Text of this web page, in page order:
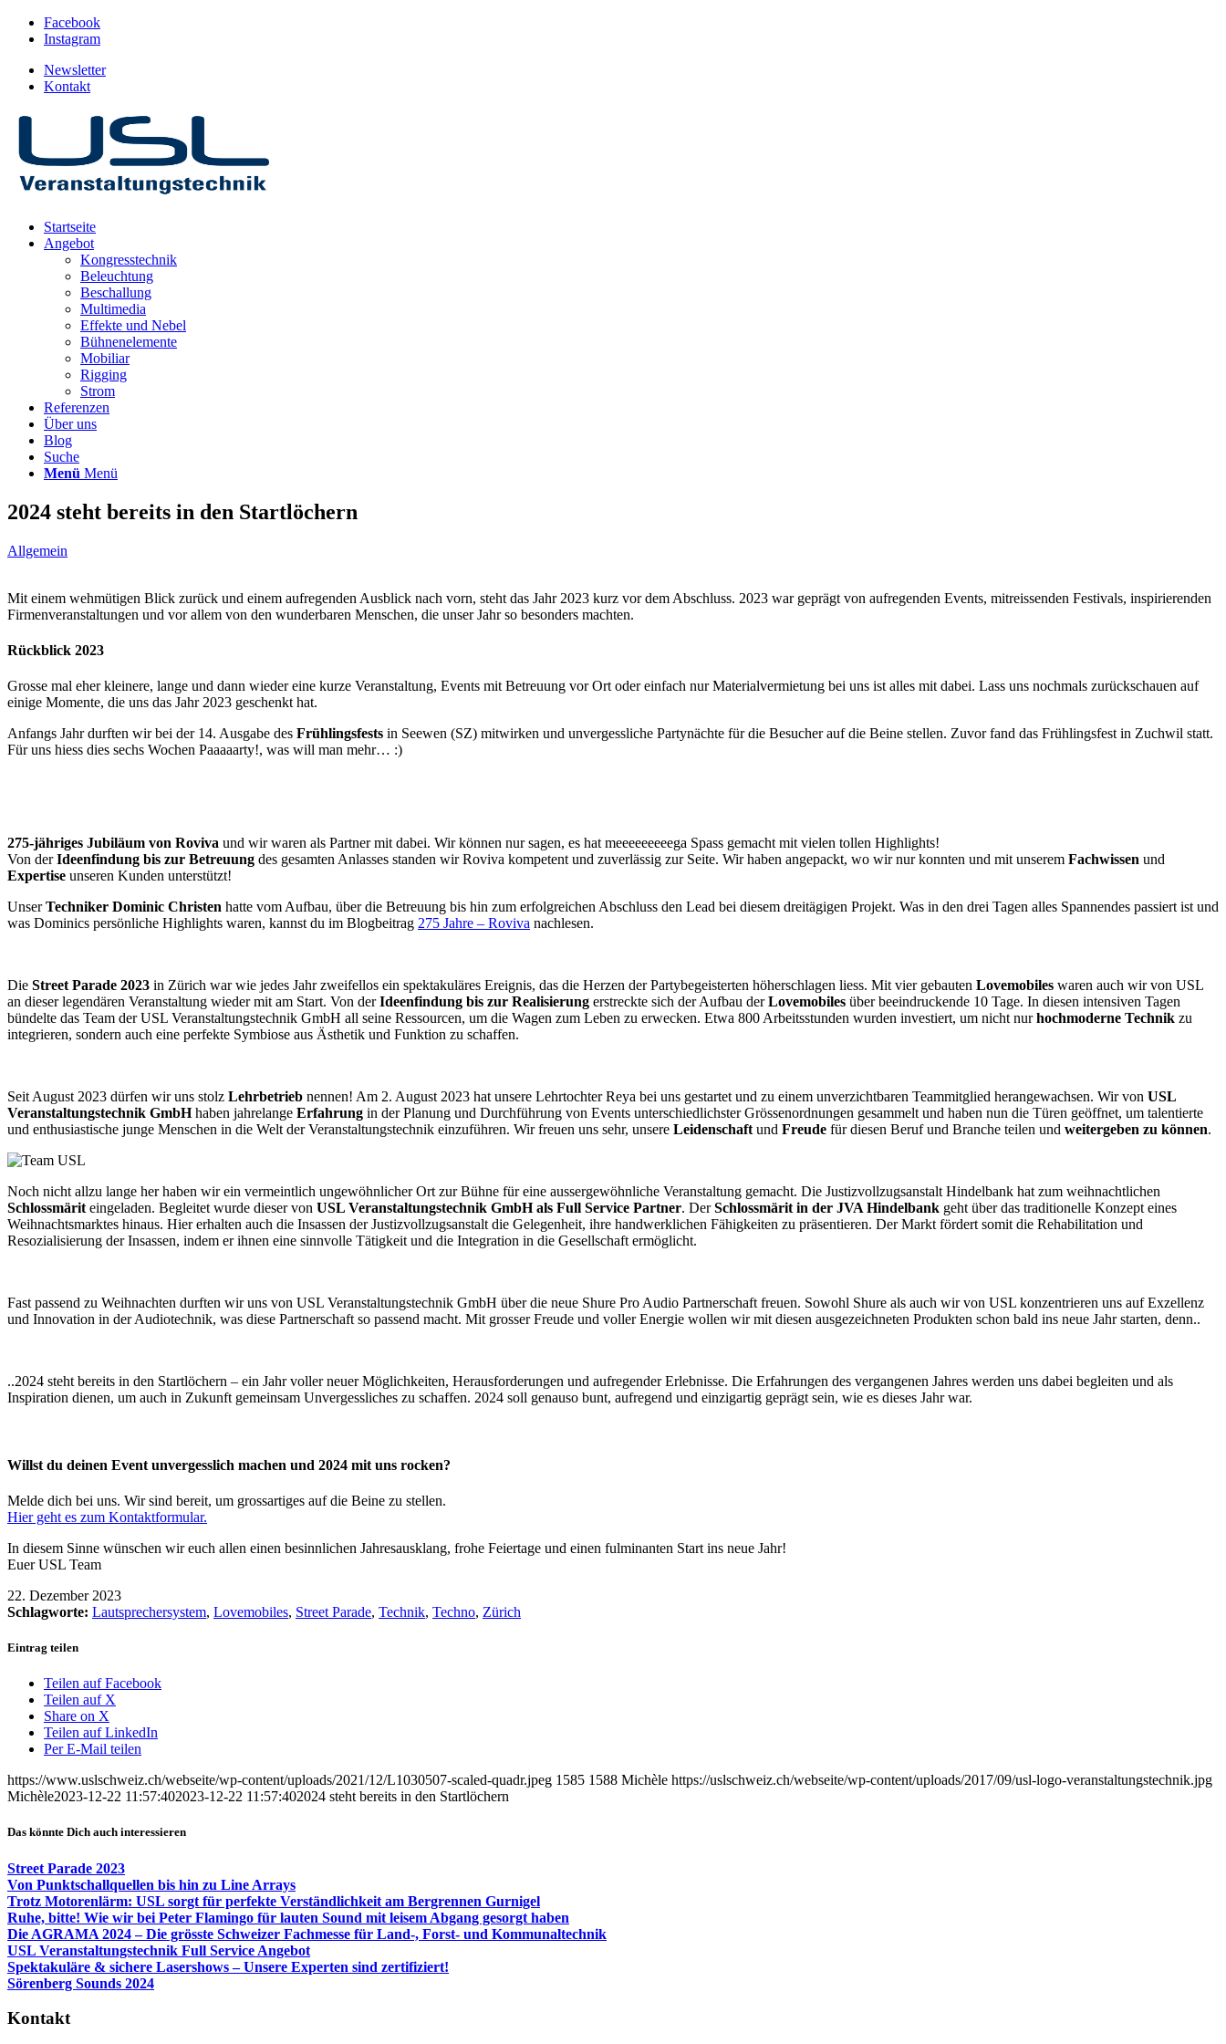
Facebook
Instagram
Newsletter
Kontakt
Startseite
Angebot
Kongresstechnik
Beleuchtung
Beschallung
Multimedia
Effekte und Nebel
Bühnenelemente
Mobiliar
Rigging
Strom
Referenzen
Über uns
Blog
Suche
Menü Menü
2024 steht bereits in den Startlöchern
Allgemein
Mit einem wehmütigen Blick zurück und einem aufregenden Ausblick nach vorn, steht das Jahr 2023 kurz vor dem Abschluss. 2023 war geprägt von aufregenden Events, mitreissenden Festivals, inspirierenden
Firmenveranstaltungen und vor allem von den wunderbaren Menschen, die unser Jahr so besonders machten.
Rückblick 2023
Grosse mal eher kleinere, lange und dann wieder eine kurze Veranstaltung, Events mit Betreuung vor Ort oder einfach nur Materialvermietung bei uns ist alles mit dabei. Lass uns nochmals zurückschauen auf
einige Momente, die uns das Jahr 2023 geschenkt hat.
Anfangs Jahr durften wir bei der 14. Ausgabe des Frühlingsfests in Seewen (SZ) mitwirken und unvergessliche Partynächte für die Besucher auf die Beine stellen. Zuvor fand das Frühlingsfest in Zuchwil statt.
Für uns hiess dies sechs Wochen Paaaaarty!, was will man mehr… :)
275-jähriges Jubiläum von Roviva und wir waren als Partner mit dabei. Wir können nur sagen, es hat meeeeeeeeega Spass gemacht mit vielen tollen Highlights!
Von derIdeenfindung bis zur Betreuung des gesamten Anlasses standen wir Roviva kompetent und zuverlässig zur Seite. Wir haben angepackt, wo wir nur konnten und mit unserem Fachwissen und
Expertise unseren Kunden unterstützt!
UnserTechniker Dominic Christen hatte vom Aufbau, über die Betreuung bis hin zum erfolgreichen Abschluss den Lead bei diesem dreitägigen Projekt. Was in den drei Tagen alles Spannendes passiert ist und
was Dominics persönliche Highlights waren, kannst du im Blogbeitrag 275 Jahre – Roviva nachlesen.
Die Street Parade 2023 in Zürich war wie jedes Jahr zweifellos ein spektakuläres Ereignis, das die Herzen der Partybegeisterten höherschlagen liess. Mit vier gebauten Lovemobiles waren auch wir von USL
an dieser legendären Veranstaltung wieder mit am Start. Von derIdeenfindung bis zur Realisierung erstreckte sich der Aufbau derLovemobiles über beeindruckende 10 Tage. In diesen intensiven Tagen
bündelte das Team der USL Veranstaltungstechnik GmbH all seine Ressourcen, um die Wagen zum Leben zu erwecken. Etwa 800 Arbeitsstunden wurden investiert, um nicht nurhochmoderne Technik zu
integrieren, sondern auch eine perfekte Symbiose aus Ästhetik und Funktion zu schaffen.
Seit August 2023 dürfen wir uns stolz Lehrbetrieb nennen! Am 2. August 2023 hat unsere Lehrtochter Reya bei uns gestartet und zu einem unverzichtbaren Teammitglied herangewachsen. Wir von USL
Veranstaltungstechnik GmbHhaben jahrelange Erfahrung in der Planung und Durchführung von Events unterschiedlichster Grössenordnungen gesammelt und haben nun die Türen geöffnet, um talentierte
und enthusiastische junge Menschen in die Welt der Veranstaltungstechnik einzuführen. Wir freuen uns sehr, unsere Leidenschaft und Freude für diesen Beruf und Branche teilen und weitergeben zu können.
Noch nicht allzu lange her haben wir ein vermeintlich ungewöhnlicher Ort zur Bühne für eine aussergewöhnliche Veranstaltung gemacht. Die Justizvollzugsanstalt Hindelbank hat zum weihnachtlichen
Schlossmärit eingeladen. Begleitet wurde dieser von USL Veranstaltungstechnik GmbH als Full Service Partner. DerSchlossmärit in der JVA Hindelbank geht über das traditionelle Konzept eines
Weihnachtsmarktes hinaus. Hier erhalten auch die Insassen der Justizvollzugsanstalt die Gelegenheit, ihre handwerklichen Fähigkeiten zu präsentieren. Der Markt fördert somit die Rehabilitation und
Resozialisierung der Insassen, indem er ihnen eine sinnvolle Tätigkeit und die Integration in die Gesellschaft ermöglicht.
Fast passend zu Weihnachten durften wir uns von USL Veranstaltungstechnik GmbH über die neue Shure Pro Audio Partnerschaft freuen. Sowohl Shure als auch wir von USL konzentrieren uns auf Exzellenz
und Innovation in der Audiotechnik, was diese Partnerschaft so passend macht. Mit grosser Freude und voller Energie wollen wir mit diesen ausgezeichneten Produkten schon bald ins neue Jahr starten, denn..
..2024 steht bereits in den Startlöchern – ein Jahr voller neuer Möglichkeiten, Herausforderungen und aufregender Erlebnisse. Die Erfahrungen des vergangenen Jahres werden uns dabei begleiten und als
Inspiration dienen, um auch in Zukunft gemeinsam Unvergessliches zu schaffen. 2024 soll genauso bunt, aufregend und einzigartig geprägt sein, wie es dieses Jahr war.
Willst du deinen Event unvergesslich machen und 2024 mit uns rocken?
Melde dich bei uns. Wir sind bereit, um grossartiges auf die Beine zu stellen.
Hier geht es zum Kontaktformular.
In diesem Sinne wünschen wir euch allen einen besinnlichen Jahresausklang, frohe Feiertage und einen fulminanten Start ins neue Jahr!
Euer USL Team
22. Dezember 2023
Schlagworte: Lautsprechersystem, Lovemobiles, Street Parade, Technik, Techno, Zürich
Eintrag teilen
Teilen auf Facebook
Teilen auf X
Share on X
Teilen auf LinkedIn
Per E-Mail teilen
https://www.uslschweiz.ch/webseite/wp-content/uploads/2021/12/L1030507-scaled-quadr.jpeg 1585 1588 Michèle https://uslschweiz.ch/webseite/wp-content/uploads/2017/09/usl-logo-veranstaltungstechnik.jpg
Michèle2023-12-22 11:57:402023-12-22 11:57:402024 steht bereits in den Startlöchern
Das könnte Dich auch interessieren
Street Parade 2023
Von Punktschallquellen bis hin zu Line Arrays
Trotz Motorenlärm: USL sorgt für perfekte Verständlichkeit am Bergrennen Gurnigel
Ruhe, bitte! Wie wir bei Peter Flamingo für lauten Sound mit leisem Abgang gesorgt haben
Die AGRAMA 2024 – Die grösste Schweizer Fachmesse für Land-, Forst- und Kommunaltechnik
USL Veranstaltungstechnik Full Service Angebot
Spektakuläre & sichere Lasershows – Unsere Experten sind zertifiziert!
Sörenberg Sounds 2024
Kontakt